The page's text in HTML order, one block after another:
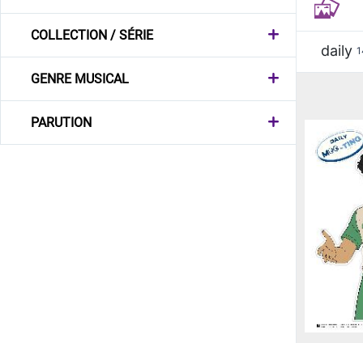
COLLECTION / SÉRIE
GENRE MUSICAL
PARUTION
daily